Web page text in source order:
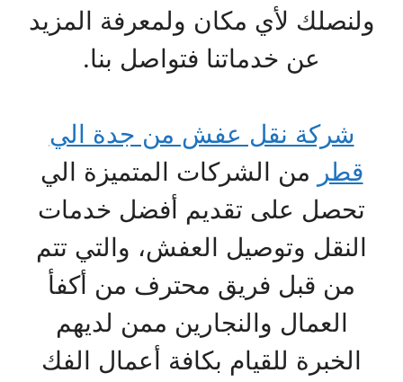
ولنصلك لأي مكان ولمعرفة المزيد
عن خدماتنا فتواصل بنا.
شركة نقل عفش من جدة الي
قطر من الشركات المتميزة الي
تحصل على تقديم أفضل خدمات
النقل وتوصيل العفش، والتي تتم
من قبل فريق محترف من أكفأ
العمال والنجارين ممن لديهم
الخبرة للقيام بكافة أعمال الفك